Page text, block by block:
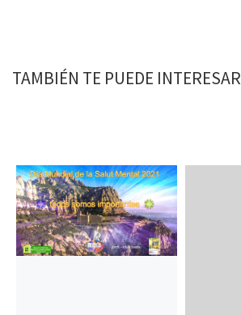
TAMBIÉN TE PUEDE INTERESAR